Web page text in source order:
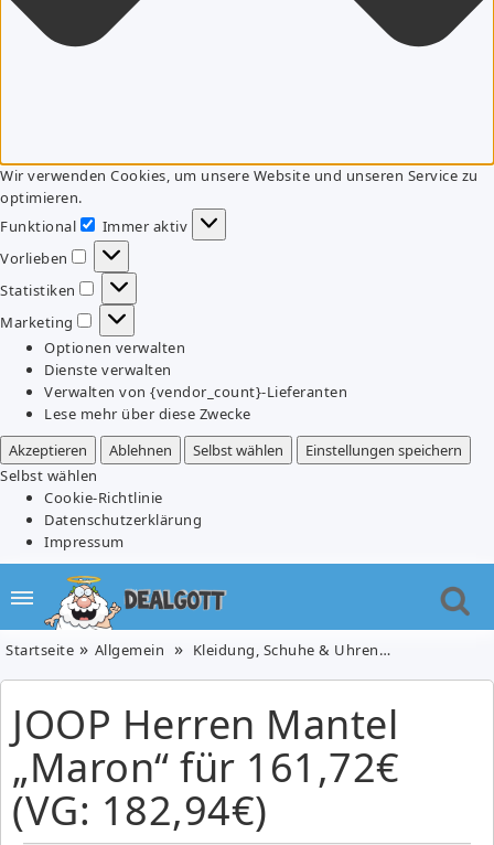
Wir verwenden Cookies, um unsere Website und unseren Service zu
optimieren.
Funktional
Funktional
Immer aktiv
Vorlieben
Vorlieben
Statistiken
Statistiken
Marketing
Marketing
Optionen verwalten
Dienste verwalten
Verwalten von {vendor_count}-Lieferanten
Lese mehr über diese Zwecke
Akzeptieren
Ablehnen Selbst wählen
Einstellungen speichern
Selbst wählen
Cookie-Richtlinie
Datenschutzerklärung
Impressum
Startseite Allgemein Kleidung, Schuhe & Uhren
JOOP Herren Mantel
„Maron“ für 161,72€
(VG: 182,94€)